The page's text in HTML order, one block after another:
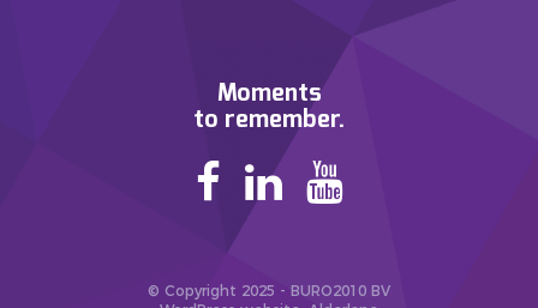
Moments
to remember.
© Copyright 2025 - BURO2010 BV